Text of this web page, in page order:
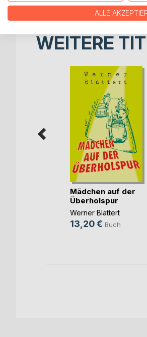
WEITERE
Mädchen auf der
Überholspur
Werner Blattert
13,20 € Buch
ALLE